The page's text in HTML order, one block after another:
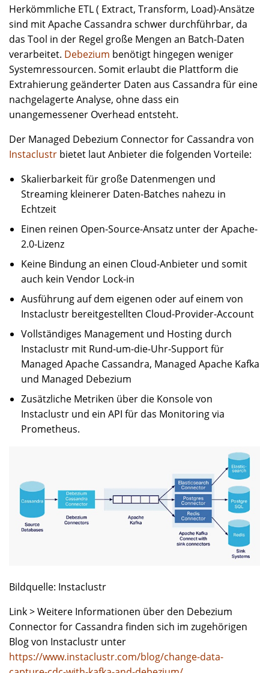
Herkömmliche ETL ( Extract, Transform, Load)-Ansätze
sind mit Apache Cassandra schwer durchführbar, da
das Tool in der Regel große Mengen an Batch-Daten
verarbeitet. Debezium benötigt hingegen weniger
Systemressourcen. Somit erlaubt die Plattform die
Extrahierung geänderter Daten aus Cassandra für eine
nachgelagerte Analyse, ohne dass ein
unangemessener Overhead entsteht.
Der Managed Debezium Connector for Cassandra von
Instaclustr bietet laut Anbieter die folgenden Vorteile:
Skalierbarkeit für große Datenmengen und
Streaming kleinerer Daten-Batches nahezu in
Echtzeit
Einen reinen Open-Source-Ansatz unter der Apache-
2.0-Lizenz
Keine Bindung an einen Cloud-Anbieter und somit
auch kein Vendor Lock-in
Ausführung auf dem eigenen oder auf einem von
Instaclustr bereitgestellten Cloud-Provider-Account
Vollständiges Management und Hosting durch
Instaclustr mit Rund-um-die-Uhr-Support für
Managed Apache Cassandra, Managed Apache Kafka
und Managed Debezium
Zusätzliche Metriken über die Konsole von
Instaclustr und ein API für das Monitoring via
Prometheus.
Bildquelle: Instaclustr
Link > Weitere Informationen über den Debezium
Connector for Cassandra finden sich im zugehörigen
Blog von Instaclustr unter
https://www.instaclustr.com/blog/change-data-